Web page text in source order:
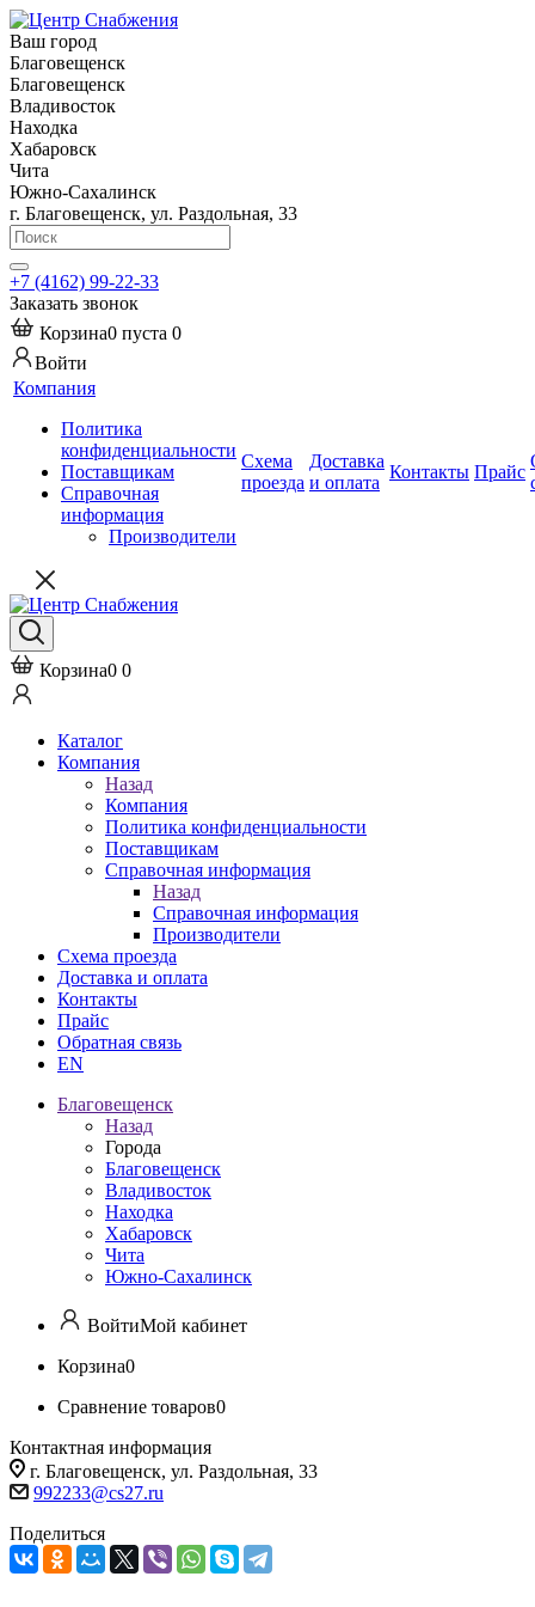
Ваш город
Благовещенск
Благовещенск
Владивосток
Находка
Хабаровск
Чита
Южно-Сахалинск
г. Благовещенск, ул. Раздольная, 33
+7 (4162) 99-22-33
Заказать звонок
Корзина0 пуста 0
Войти
Компания
Политика
конфиденциальности
Поставщикам
Справочная
информация
Производители
Схема
проезда
Доставка
и оплата
Контакты Прайс
Корзина0 0
Каталог
Компания
Назад
Компания
Политика конфиденциальности
Поставщикам
Справочная информация
Назад
Справочная информация
Производители
Схема проезда
Доставка и оплата
Контакты
Прайс
Обратная связь
EN
Благовещенск
Назад
Города
Благовещенск
Владивосток
Находка
Хабаровск
Чита
Южно-Сахалинск
ВойтиМой кабинет
Корзина0
Сравнение товаров0
Контактная информация
г. Благовещенск, ул. Раздольная, 33
992233@cs27.ru
Поделиться